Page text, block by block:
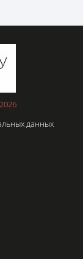
данных